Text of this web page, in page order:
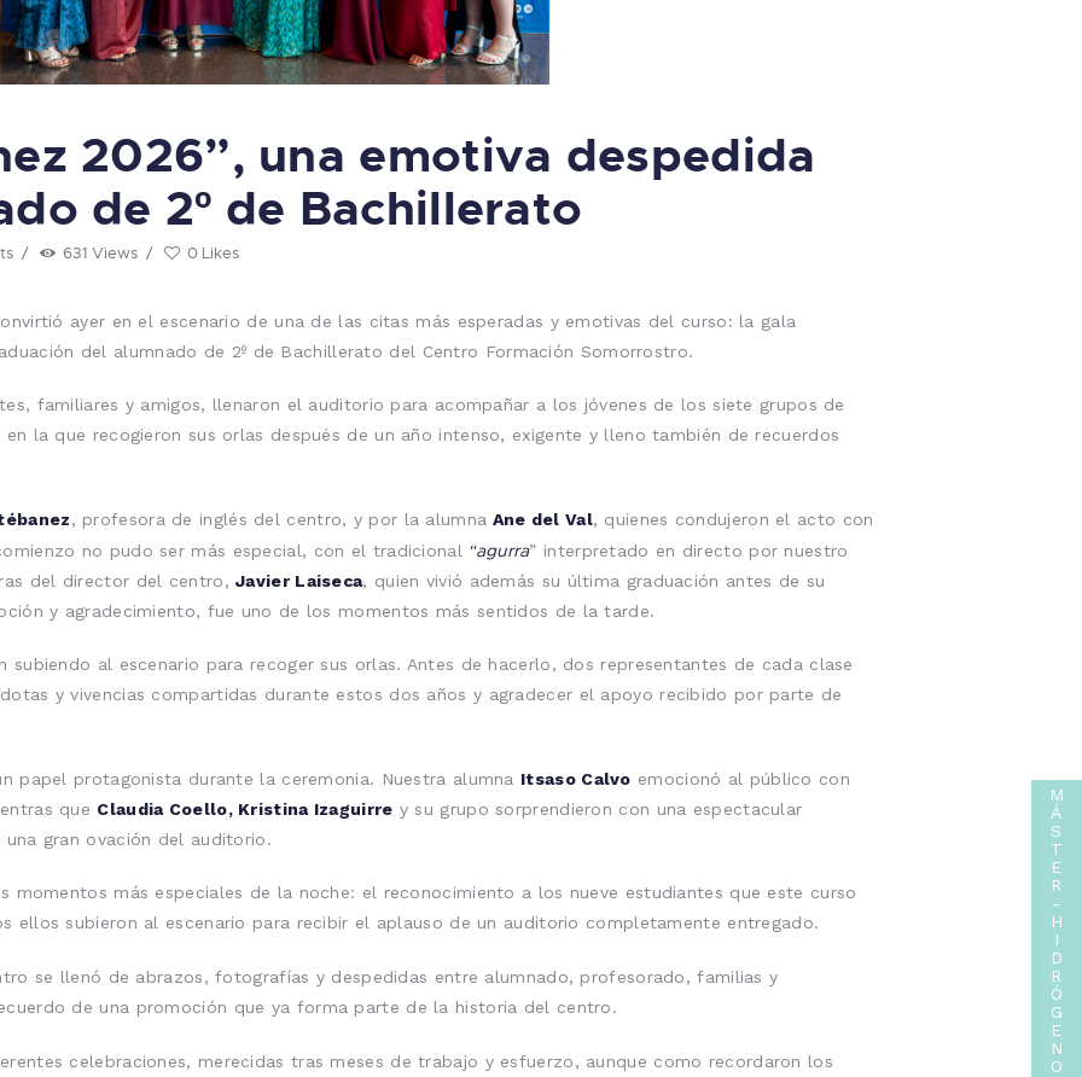
M
Á
S
T
E
R
-
H
I
D
R
Ó
G
E
N
O
2026”, una emotiva despedida
de 2º de Bachillerato
631 Views 0 Likes
ayer en el escenario de una de las citas más esperadas y emotivas del curso: la gala
del alumnado de 2º de Bachillerato del Centro Formación Somorrostro.
familiares y amigos, llenaron el auditorio para acompañar a los jóvenes de los siete grupos de
la que recogieron sus orlas después de un año intenso, exigente y lleno también de recuerdos
, profesora de inglés del centro, y por la alumna Ane del Val, quienes condujeron el acto con
no pudo ser más especial, con el tradicional “agurra” interpretado en directo por nuestro
del director del centro,Javier Laiseca, quien vivió además su última graduación antes de su
y agradecimiento, fue uno de los momentos más sentidos de la tarde.
subiendo al escenario para recoger sus orlas. Antes de hacerlo, dos representantes de cada clase
y vivencias compartidas durante estos dos años y agradecer el apoyo recibido por parte de
papel protagonista durante la ceremonia. Nuestra alumna Itsaso Calvo emocionó al público con
que Claudia Coello, Kristina Izaguirre y su grupo sorprendieron con una espectacular
gran ovación del auditorio.
momentos más especiales de la noche: el reconocimiento a los nueve estudiantes que este curso
ellos subieron al escenario para recibir el aplauso de un auditorio completamente entregado.
se llenó de abrazos, fotografías y despedidas entre alumnado, profesorado, familias y
de una promoción que ya forma parte de la historia del centro.
celebraciones, merecidas tras meses de trabajo y esfuerzo, aunque como recordaron los